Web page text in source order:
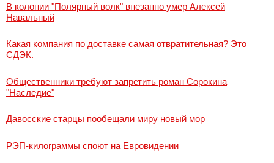
В колонии "Полярный волк" внезапно умер Алексей
Навальный
Какая компания по доставке самая отвратительная? Это
СДЭК.
Общественники требуют запретить роман Сорокина
"Наследие"
Давосские старцы пообещали миру новый мор
РЭП-килограммы споют на Евровидении